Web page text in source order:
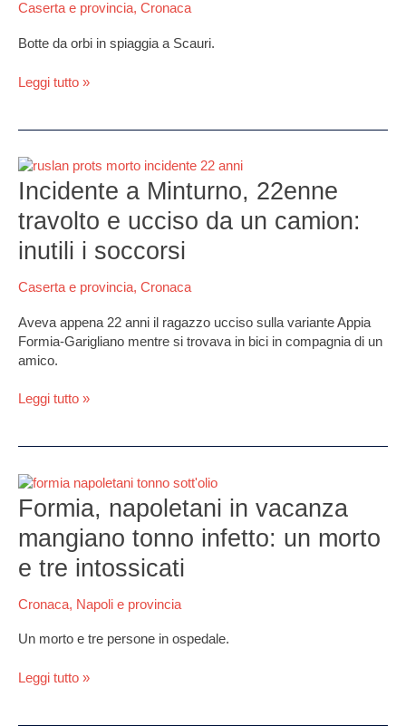
Caserta e provincia, Cronaca
Botte da orbi in spiaggia a Scauri.
Leggi tutto »
Incidente a Minturno, 22enne
travolto e ucciso da un camion:
inutili i soccorsi
Caserta e provincia, Cronaca
Aveva appena 22 anni il ragazzo ucciso sulla variante Appia
Formia-Garigliano mentre si trovava in bici in compagnia di un
amico.
Incidente
a
Minturno,
22enne
travolto
e
ucciso
un
camion:
inutili
soccorsi
Leggi tutto »
Formia, napoletani in vacanza
mangiano tonno infetto: un morto
e tre intossicati
Cronaca, Napoli e provincia
Un morto e tre persone in ospedale.
Formia,
napoletani
in
vacanza
mangiano
tonno
infetto:
morto
tre
Leggi tutto »